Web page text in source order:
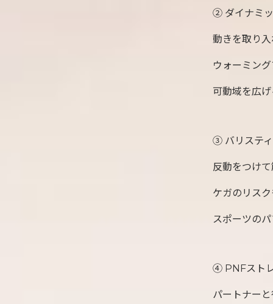
② ダイナミ
動きを取り
ウォーミン
可動域を広
③ バリステ
反動をつけ
ケガのリス
スポーツの
④ PNFスト
パートナー